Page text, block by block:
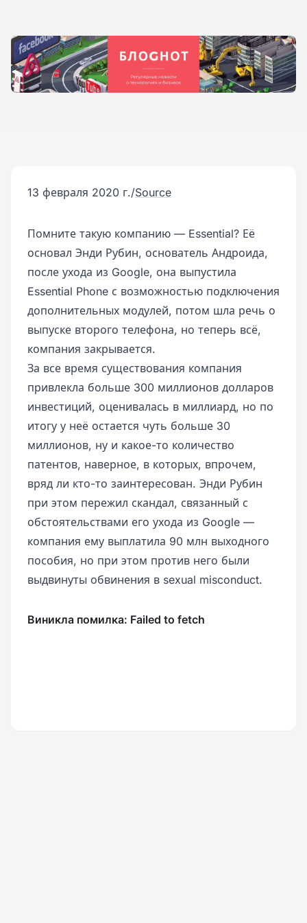
13 февраля 2020 г./Source
Помните такую компанию — Essential? Её
основал Энди Рубин, основатель Андроида,
после ухода из Google, она выпустила
Essential Phone с возможностью подключения
дополнительных модулей, потом шла речь о
выпуске второго телефона, но теперь всё,
компания закрывается.
За все время существования компания
привлекла больше 300 миллионов долларов
инвестиций, оценивалась в миллиард, но по
итогу у неё остается чуть больше 30
миллионов, ну и какое-то количество
патентов, наверное, в которых, впрочем,
вряд ли кто-то заинтересован. Энди Рубин
при этом пережил скандал, связанный с
обстоятельствами его ухода из Google —
компания ему выплатила 90 млн выходного
пособия, но при этом против него были
выдвинуты обвинения в sexual misconduct.